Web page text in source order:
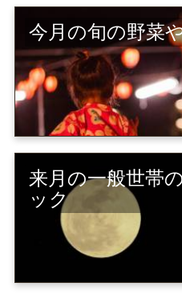
今月の旬の野菜
来月の一般世帯
ック